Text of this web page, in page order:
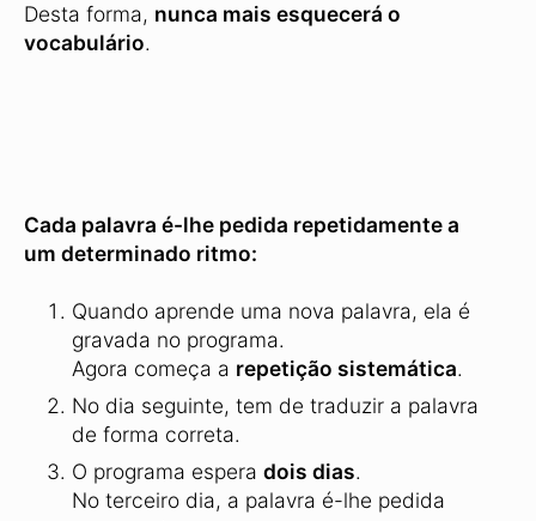
Desta forma, nunca mais esquecerá o
vocabulário.
Cada palavra é-lhe pedida repetidamente a
um determinado ritmo:
Quando aprende uma nova palavra, ela é
gravada no programa.
Agora começa a repetição sistemática.
No dia seguinte, tem de traduzir a palavra
de forma correta.
O programa espera dois dias.
No terceiro dia, a palavra é-lhe pedida